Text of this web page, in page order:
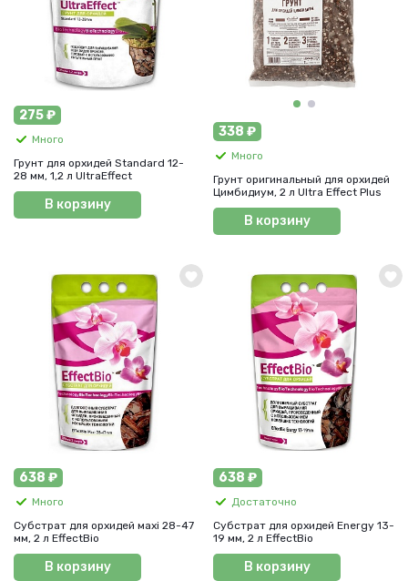
275 ₽
Много
Грунт для орхидей Standard 12-
28 мм, 1,2 л UltraEffect
В корзину
338 ₽
Много
Грунт оригинальный для орхидей
Цимбидиум, 2 л Ultra Effect Plus
В корзину
638 ₽
Много
Субстрат для орхидей мaxi 28-47
мм, 2 л EffectBio
В корзину
638 ₽
Достаточно
Субстрат для орхидей Energy 13-
19 мм, 2 л EffectBio
В корзину